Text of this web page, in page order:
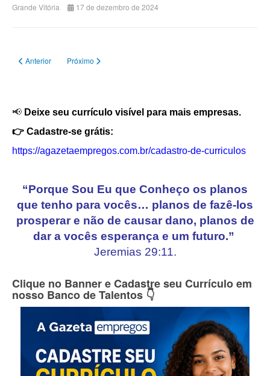
Grande Vitória 17 de dezembro de 2024
Artigo anterior: BOB'S contrata Atendente
Anterior Próximo artigo: Allegria contrata Cumim e Auxiliar de Cozinha
Próximo
📢 Deixe seu currículo visível para mais empresas.
👉 Cadastre-se grátis:
https://agazetaempregos.com.br/cadastro-de-curriculos
“Porque Sou Eu que Conheço os planos
que tenho para vocês… planos de fazê-los
prosperar e não de causar dano, planos de
dar a vocês esperança e um futuro.”
Jeremias 29:11.
Clique no Banner e Cadastre seu Currículo em
nosso Banco de Talentos 👇